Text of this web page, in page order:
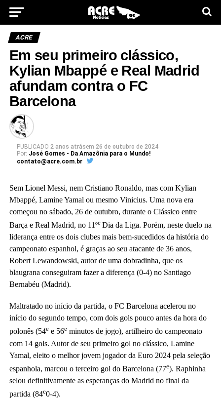
ACRE
Em seu primeiro clássico,
Kylian Mbappé e Real Madrid
afundam contra o FC
Barcelona
PUBLICADO 2 anos atrásem 26 de outubro de 2024
Por: José Gomes - Da Amazônia para o Mundo!
contato@acre.com.br
Sem Lionel Messi, nem Cristiano Ronaldo, mas com Kylian
Mbappé, Lamine Yamal ou mesmo Vinicius. Uma nova era
começou no sábado, 26 de outubro, durante o Clássico entre
Barça e Real Madrid, no 11ºe Dia da Liga. Porém, neste duelo na
liderança entre os dois clubes mais bem-sucedidos da história do
campeonato espanhol, é graças ao seu atacante de 36 anos,
Robert Lewandowski, autor de uma dobradinha, que os
blaugrana conseguiram fazer a diferença (0-4) no Santiago
Bernabéu (Madrid).
Maltratado no início da partida, o FC Barcelona acelerou no
início do segundo tempo, com dois gols pouco antes da hora do
polonês (54ee 56eminutos de jogo), artilheiro do campeonato
com 14 gols. Autor de seu primeiro gol no clássico, Lamine
Yamal, eleito o melhor jovem jogador da Euro 2024 pela seleção
espanhola, marcou o terceiro gol do Barcelona (77e). Raphinha
selou definitivamente as esperanças do Madrid no final da
partida (84e0-4).